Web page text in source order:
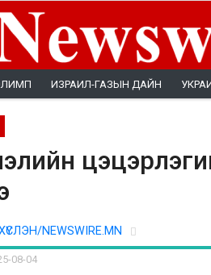
ИЗРАИЛ-ГАЗЫН ДАЙН
NEWSWIRE.MN
08-04